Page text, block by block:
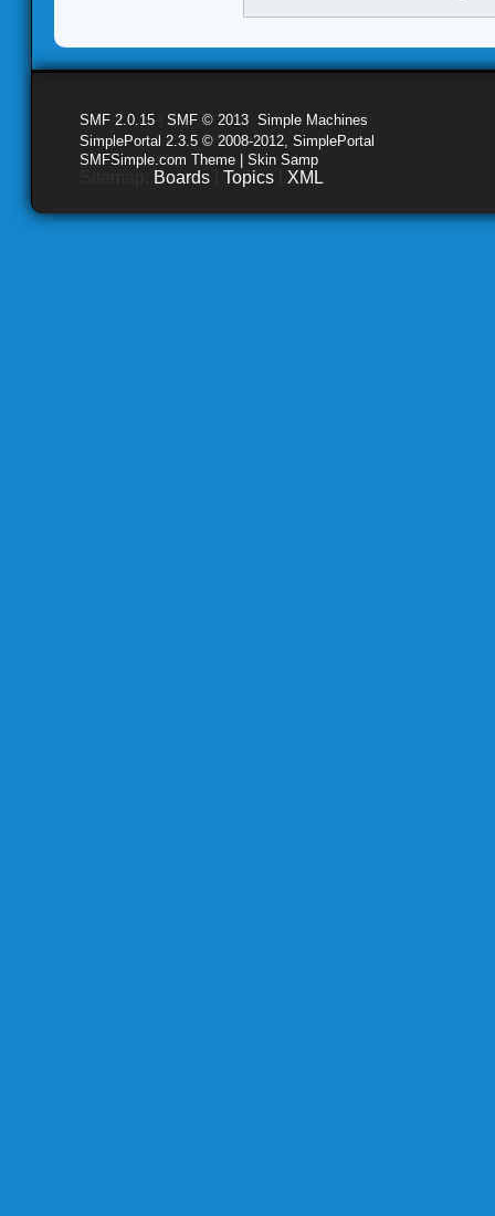
SMF 2.0.15 SMF © 2013 Simple Machines
SimplePortal 2.3.5 © 2008-2012, SimplePortal
SMFSimple.com Theme | Skin Samp
Boards Topics XML